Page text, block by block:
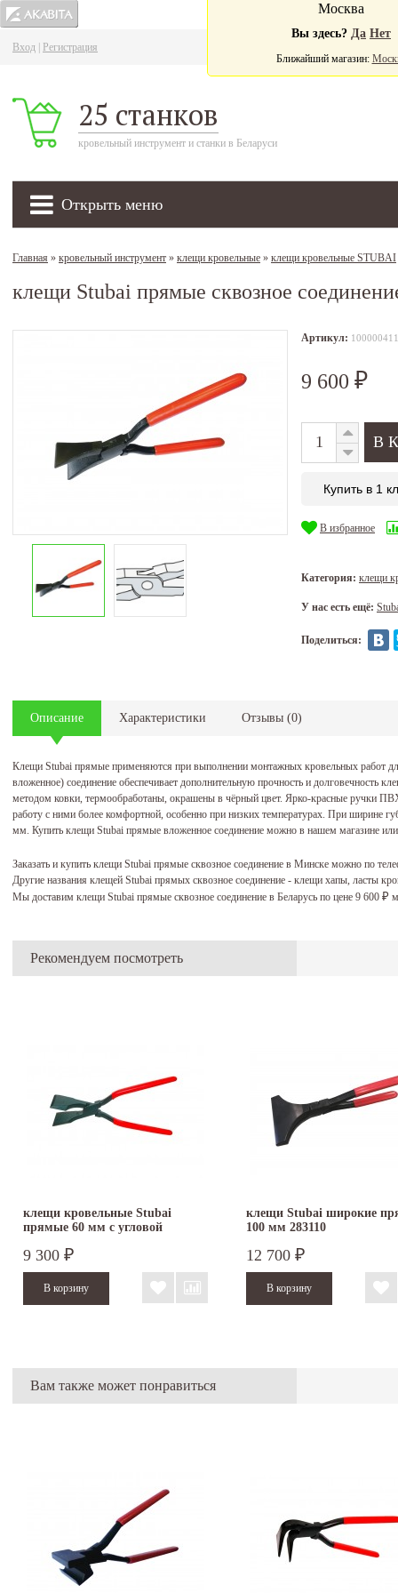
Вход Регистрация
25 станков
кровельный инструмент и станки в Беларуси
Открыть меню
Москва
Вы здесь? Да Нет
Ближайший магазин:
Главная » кровельный инструмент » клещи кровельные » клещи кровельные STUBAI
клещи Stubai прямые сквозное
Артикул: 100000411
9 600 ₽
Купить в 1
В избранное
Категория: клещи
У нас есть ещё:
Поделиться:
Описание Характеристики Отзывы (0)
Клещи Stubai прямые применяются при выполнении монтажных кровельных работ
вложенное) соединение обеспечивает дополнительную прочность и долговечность
методом ковки, термообработаны, окрашены в чёрный цвет. Ярко-красные ручки
работу с ними более комфортной, особенно при низких температурах. При ширине
мм. Купить клещи Stubai прямые вложенное соединение можно в нашем магазине или
Заказать и купить клещи Stubai прямые сквозное соединение в Минске можно по
Другие названия клещей Stubai прямых сквозное соединение - клещи хапы, ласты
Мы доставим клещи Stubai прямые сквозное соединение в Беларусь по цене 9 600 ₽
Рекомендуем посмотреть
клещи кровельные Stubai
прямые 60 мм с угловой
9 300 ₽
клещи Stubai широкие
100 мм 283110
12 700 ₽
Вам также может понравиться